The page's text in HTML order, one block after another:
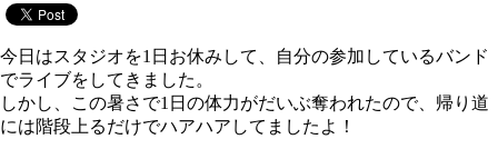
今日はスタジオを1日お休みして、自分の参加しているバンド
でライブをしてきました。
しかし、この暑さで1日の体力がだいぶ奪われたので、帰り道
には階段上るだけでハアハアしてましたよ！